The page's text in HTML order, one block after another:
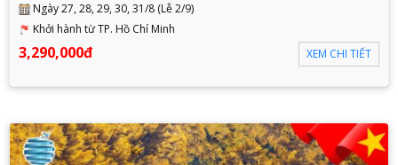
Ngày 27, 28, 29, 30, 31/8 (Lễ 2/9)
Khởi hành từ TP. Hồ Chí Minh
3,290,000đ XEM CHI TIẾT